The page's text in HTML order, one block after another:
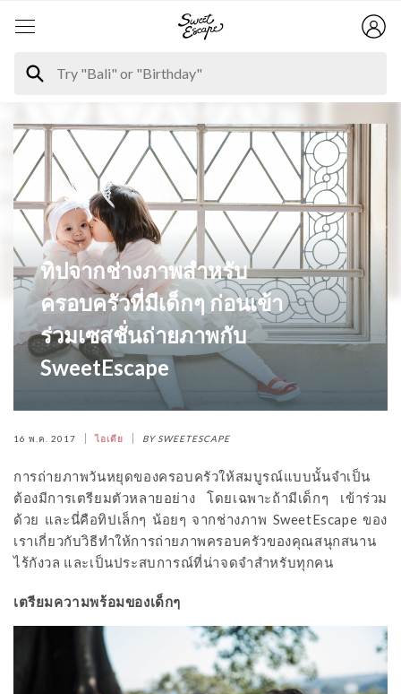
ทิปจากช่างภาพสำหรับ
ครอบครัวที่มีเด็กๆ ก่อนเข้า
ร่วมเซสชั่นถ่ายภาพกับ
SweetEscape
16 พ.ค. 2017 ไอเดีย BY SWEETESCAPE
การถ่ายภาพวันหยุดของครอบครัวให้สมบูรณ์แบบนั้นจำเป็น
ต้องมีการเตรียมตัวหลายอย่าง โดยเฉพาะถ้ามีเด็กๆ เข้าร่วม
ด้วย และนี่คือทิปเล็กๆ น้อยๆ จากช่างภาพ SweetEscape ของ
เราเกี่ยวกับวิธีทำให้การถ่ายภาพครอบครัวของคุณสนุกสนาน
ไร้กังวล และเป็นประสบการณ์ที่น่าจดจำสำหรับทุกคน
เตรียมความพร้อมของเด็กๆ